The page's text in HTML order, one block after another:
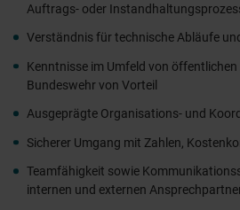
Auftrags- oder
Verständnis für technische Abläufe
Kenntnisse im Umfeld von
Bundeswehr von Vorteil
Ausgeprägte Organisations- und
Sicherer Umgang mit Zahlen,
Teamfähigkeit sowie
internen und externen